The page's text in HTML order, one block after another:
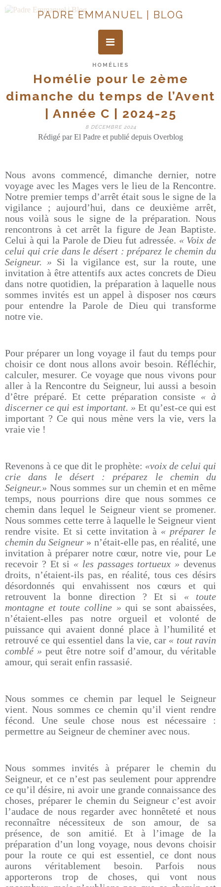
PADRE EMMANUEL | BLOG
HOMÉLIES
Homélie pour le 2ème
dimanche du temps de l’Avent
| Année C | 2024-25
8 DÉCEMBRE 2024
Rédigé par El Padre et publié depuis Overblog
Nous avons commencé, dimanche dernier, notre
voyage avec les Mages vers le lieu de la Rencontre.
Notre premier temps d’arrêt était sous le signe de la
vigilance ; aujourd’hui, dans ce deuxième arrêt,
nous voilà sous le signe de la préparation. Nous
rencontrons à cet arrêt la figure de Jean Baptiste.
Celui à qui la Parole de Dieu fut adressée. « Voix de
celui qui crie dans le désert : préparez le chemin du
Seigneur. » Si la vigilance est, sur la route, une
invitation à être attentifs aux actes concrets de Dieu
dans notre quotidien, la préparation à laquelle nous
sommes invités est un appel à disposer nos cœurs
pour entendre la Parole de Dieu qui transforme
notre vie.
Pour préparer un long voyage il faut du temps pour
choisir ce dont nous allons avoir besoin. Réfléchir,
calculer, mesurer. Ce voyage que nous vivons pour
aller à la Rencontre du Seigneur, lui aussi a besoin
d’être préparé. Et cette préparation consiste « à
discerner ce qui est important. » Et qu’est-ce qui est
important ? Ce qui nous mène vers la vie, vers la
vraie vie !
Revenons à ce que dit le prophète: «voix de celui qui
crie dans le désert : préparez le chemin du
Seigneur.» Nous sommes sur un chemin et en même
temps, nous pourrions dire que nous sommes ce
chemin dans lequel le Seigneur vient se promener.
Nous sommes cette terre à laquelle le Seigneur vient
rendre visite. Et si cette invitation à « préparer le
chemin du Seigneur » n’était-elle pas, en réalité, une
invitation à préparer notre cœur, notre vie, pour Le
recevoir ? Et si « les passages tortueux »devenus
droits, n’étaient-ils pas, en réalité, tous ces désirs
désordonnés qui envahissent nos cœurs et qui
retrouvent la bonne direction ? Et si « toute
montagne et toute colline »qui se sont abaissées,
n’étaient-elles pas notre orgueil et volonté de
puissance qui avaient donné place à l’humilité et
retrouvé ce qui essentiel dans la vie, car « tout ravin
comblé » peut être notre soif d’amour, du véritable
amour, qui serait enfin rassasié.
Nous sommes ce chemin par lequel le Seigneur
vient. Nous sommes ce chemin qu’il vient rendre
fécond. Une seule chose nous est nécessaire :
permettre au Seigneur de cheminer avec nous.
Nous sommes invités à préparer le chemin du
Seigneur, et ce n’est pas seulement pour apprendre
ce qu’il désire, ni avoir une grande connaissance des
choses, préparer le chemin du Seigneur c’est avoir
l’audace de nous regarder avec honnêteté et nous
reconnaître nécessiteux de son amour, de sa
présence, de son amitié. Et à l’image de la
préparation d’un long voyage, nous devons choisir
pour la route ce qui est essentiel, ce dont nous
aurons véritablement besoin. Parfois nous
apporterons trop de choses, qui vont nous